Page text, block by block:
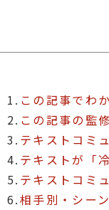
1. この記事でわ
2. この記事の監
3. テキストコミ
4. テキストが「
5. テキストコミ
6.相手別・シー